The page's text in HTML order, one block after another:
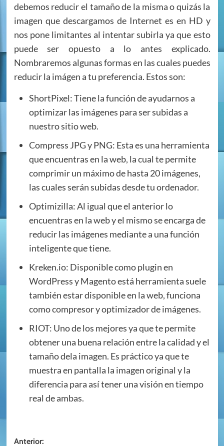
debemos reducir el tamaño de la misma o quizás la
imagen que descargamos de Internet es en HD y
nos pone limitantes al intentar subirla ya que esto
puede ser opuesto a lo antes explicado.
Nombraremos algunas formas en las cuales puedes
reducir la imágen a tu preferencia. Estos son:
ShortPixel: Tiene la función de ayudarnos a
optimizar las imágenes para ser subidas a
nuestro sitio web.
Compress JPG y PNG: Esta es una herramienta
que encuentras en la web, la cual te permite
comprimir un máximo de hasta 20 imágenes,
las cuales serán subidas desde tu ordenador.
Optimizilla: Al igual que el anterior lo
encuentras en la web y el mismo se encarga de
reducir las imágenes mediante a una función
inteligente que tiene.
Kreken.io: Disponible como plugin en
WordPress y Magento está herramienta suele
también estar disponible en la web, funciona
como compresor y optimizador de imágenes.
RIOT: Uno de los mejores ya que te permite
obtener una buena relación entre la calidad y el
tamaño dela imagen. Es práctico ya que te
muestra en pantalla la imagen original y la
diferencia para así tener una visión en tiempo
real de ambas.
Anterior: